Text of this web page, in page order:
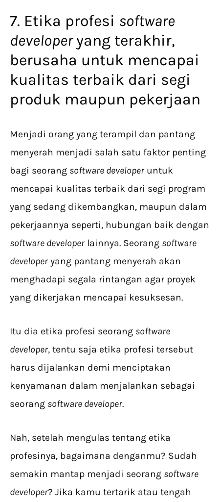
7. Etika profesi software
developeryang terakhir,
berusaha untuk mencapai
kualitas terbaik dari segi
produk maupun pekerjaan
Menjadi orang yang terampil dan pantang
menyerah menjadi salah satu faktor penting
bagi seorang software developer untuk
mencapai kualitas terbaik dari segi program
yang sedang dikembangkan, maupun dalam
pekerjaannya seperti, hubungan baik dengan
software developer lainnya. Seorang software
developer yang pantang menyerah akan
menghadapi segala rintangan agar proyek
yang dikerjakan mencapai kesuksesan.
Itu dia etika profesi seorang software
developer, tentu saja etika profesi tersebut
harus dijalankan demi menciptakan
kenyamanan dalam menjalankan sebagai
seorang software developer.
Nah, setelah mengulas tentang etika
profesinya, bagaimana denganmu? Sudah
semakin mantap menjadi seorang software
developer? Jika kamu tertarik atau tengah